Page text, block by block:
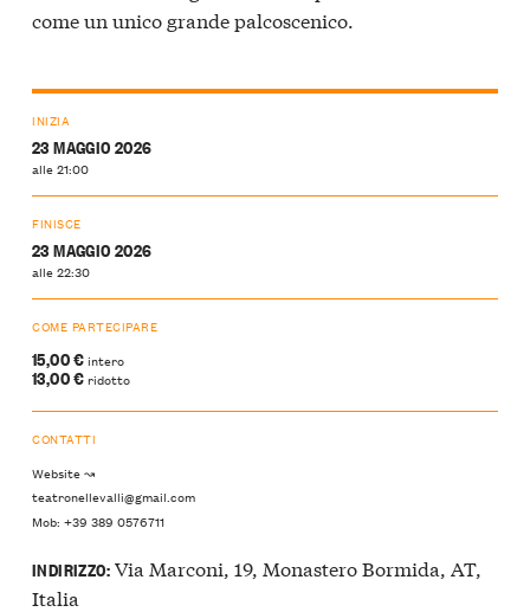
come un unico grande palcoscenico.
INIZIA
23 MAGGIO 2026
alle 21:00
FINISCE
23 MAGGIO 2026
alle 22:30
COME PARTECIPARE
15,00 €intero
13,00 €ridotto
CONTATTI
Website ↝
teatronellevalli@gmail.com
Mob: +39 389 0576711
INDIRIZZO:Via Marconi, 19, Monastero Bormida, AT,
Italia